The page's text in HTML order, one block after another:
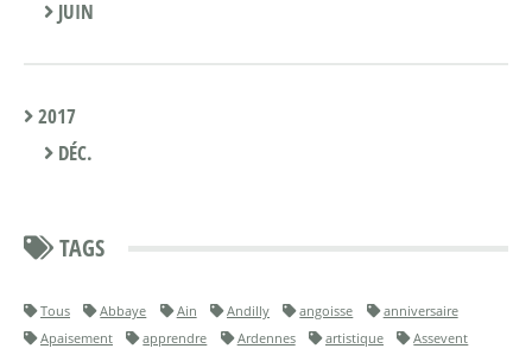
JUIN
2017
DÉC.
TAGS
Tous Abbaye Ain Andilly angoisse
anniversaire
Apaisement
apprendre Ardennes artistique
Assevent